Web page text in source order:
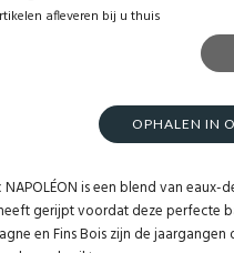
afleveren bij u thuis
OPHALEN IN
NAPOLÉON is een blend van eaux-
gerijpt voordat deze perfecte
en Fins Bois zijn de